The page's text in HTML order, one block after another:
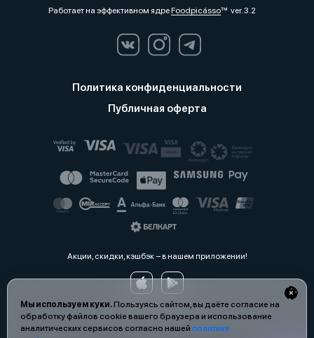
Мы используем куки.Пользуясь сайтом, вы даёте согласие на
обработку файлов cookie вашего браузера и использование
аналитических сервисов согласно нашей политике
Работает на эффективном ядреFoodpicássover. 3.2
Политика конфиденциальности
Публичная оферта
Акции, скидки, кэшбэк − в нашем приложении!